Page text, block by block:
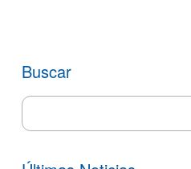
Buscar
Search
for: